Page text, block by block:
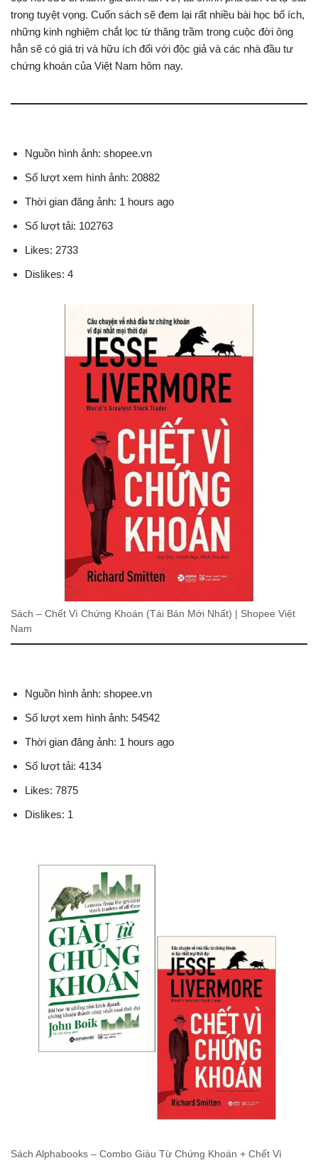
trong tuyệt vọng. Cuốn sách sẽ đem lại rất nhiều bài học bổ ích,
những kinh nghiệm chắt lọc từ thăng trầm trong cuộc đời ông
hẳn sẽ có giá trị và hữu ích đối với độc giả và các nhà đầu tư
chứng khoán của Việt Nam hôm nay.
Nguồn hình ảnh: shopee.vn
Số lượt xem hình ảnh: 20882
Thời gian đăng ảnh: 1 hours ago
Số lượt tải: 102763
Likes: 2733
Dislikes: 4
Sách – Chết Vì Chứng Khoán (Tái Bản Mới Nhất) | Shopee Việt
Nam
Nguồn hình ảnh: shopee.vn
Số lượt xem hình ảnh: 54542
Thời gian đăng ảnh: 1 hours ago
Số lượt tải: 4134
Likes: 7875
Dislikes: 1
Sách Alphabooks – Combo Giàu Từ Chứng Khoán + Chết Vì